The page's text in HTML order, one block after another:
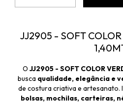
JJ2905 - SOFT
O JJ2905 - SOFT COLOR
busca qualidade, elegância e
de costura criativa e artesanato.
bolsas, mochilas, carteiras,